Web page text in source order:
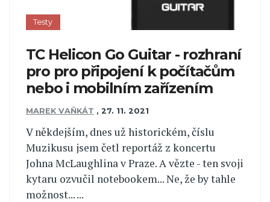
Testy
TC Helicon Go Guitar - rozhraní
pro pro připojení k počítačům
nebo i mobilním zařízením
MAREK VAŇKÁT , 27. 11. 2021
V někdejším, dnes už historickém, číslu
Muzikusu jsem četl reportáž z koncertu
Johna McLaughlina v Praze. A vězte - ten svoji
kytaru ozvučil notebookem... Ne, že by tahle
možnost... ...